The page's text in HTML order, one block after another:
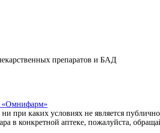
препаратов и БАД
«Омнифарм»
при каких условиях не является
в конкретной аптеке, пожалуйста,